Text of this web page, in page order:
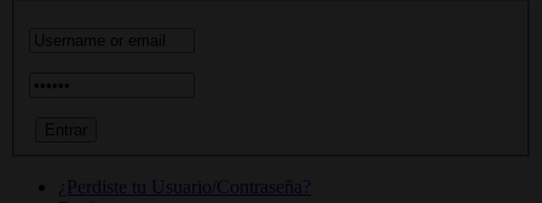
¿Perdiste tu Usuario/Contraseña?